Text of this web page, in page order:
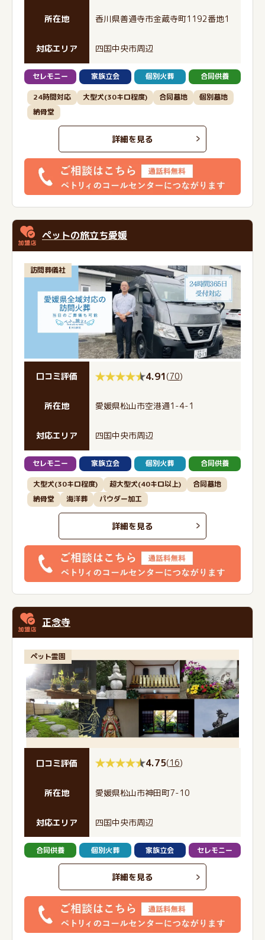
所在地 香川県善通寺市金蔵寺町1192番地1
対応エリア 四国中央市周辺
セレモニー 家族立会 個別火葬 合同供養
24時間対応 大型犬(30キロ程度) 合同墓地
個別墓地
納骨堂
詳細を見る
ペットの旅立ち愛媛
訪問葬儀社
口コミ評価 4.91(70)
所在地 愛媛県松山市空港通1-4-1
対応エリア 四国中央市周辺
セレモニー 家族立会 個別火葬 合同供養
大型犬(30キロ程度) 超大型犬(40キロ以上)
合同墓地
納骨堂
海洋葬 パウダー加工
詳細を見る
正念寺
ペット霊園
口コミ評価 4.75(16)
所在地 愛媛県松山市神田町7-10
対応エリア 四国中央市周辺
合同供養 個別火葬 家族立会 セレモニー
詳細を見る